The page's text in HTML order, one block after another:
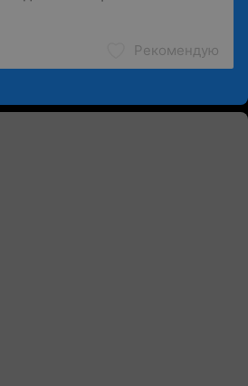
Рекомендую